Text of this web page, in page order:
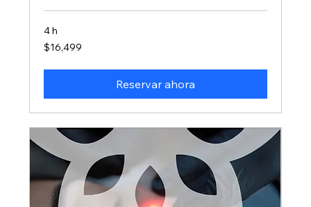
4 h
16,499
pesos
$16,499
Reservar ahora